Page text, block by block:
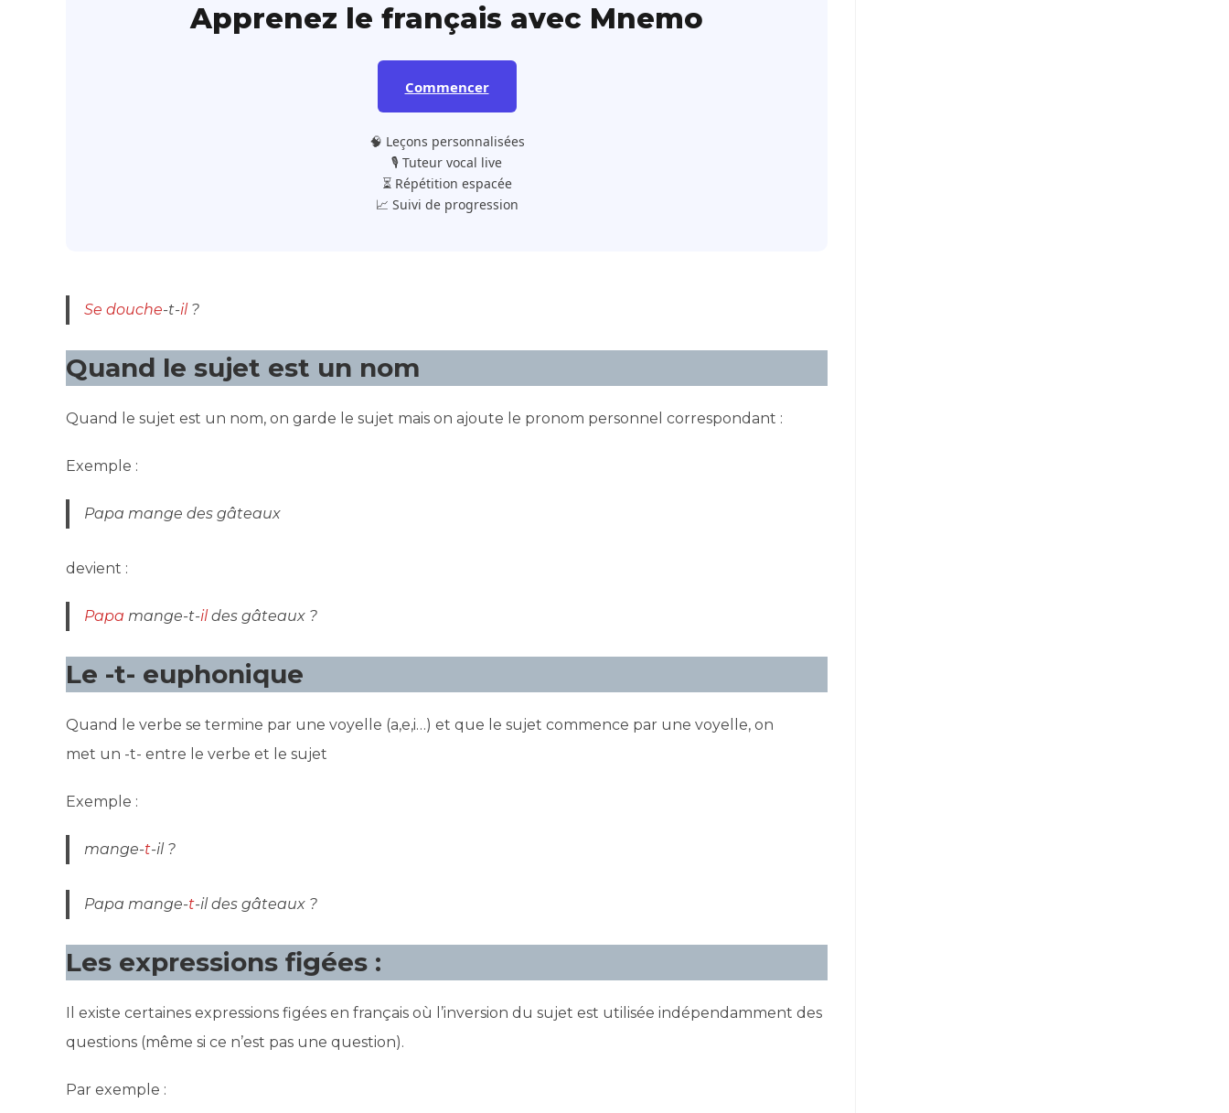
Apprenez le français avec Mnemo
Commencer
🧠 Leçons personnalisées
🎙️ Tuteur vocal live
⏳ Répétition espacée
📈 Suivi de progression
Se douche-t-il?
Quand le sujet est un nom
Quand le sujet est un nom, on garde le sujet mais on ajoute le pronom personnel correspondant :
Exemple :
Papa mange des gâteaux
devient :
Papa mange-t-ildes gâteaux ?
Le -t- euphonique
Quand le verbe se termine par une voyelle (a,e,i…) et que le sujet commence par une voyelle, on
met un -t- entre le verbe et le sujet
Exemple :
mange-t-il ?
Papa mange-t-il des gâteaux ?
Les expressions figées :
Il existe certaines expressions figées en français où l’inversion du sujet est utilisée indépendamment des
questions (même si ce n’est pas une question).
Par exemple :